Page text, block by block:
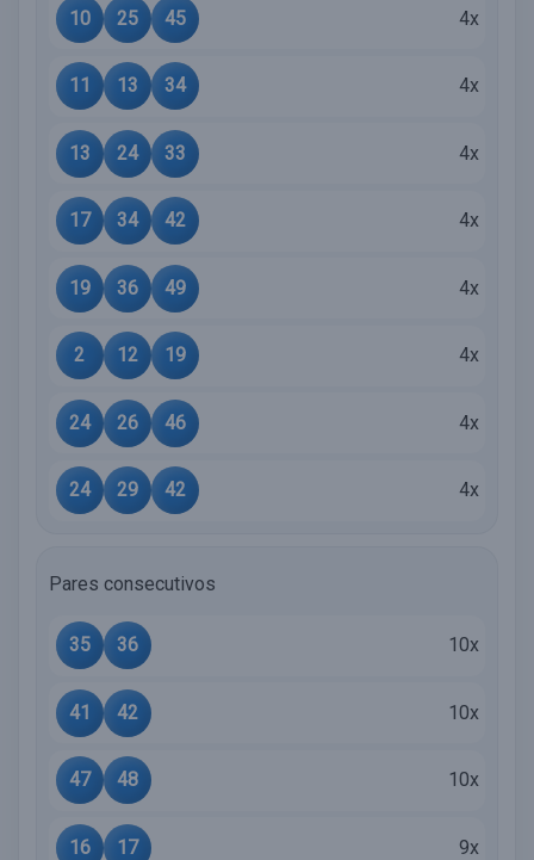
10 25 45 4x
11 13 34 4x
13 24 33 4x
17 34 42 4x
19 36 49 4x
2 12 19 4x
24 26 46 4x
24 29 42 4x
Pares consecutivos
35 36 10x
41 42 10x
47 48 10x
16 17 9x